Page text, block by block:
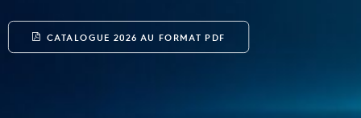
CATALOGUE 2026 AU FORMAT PDF